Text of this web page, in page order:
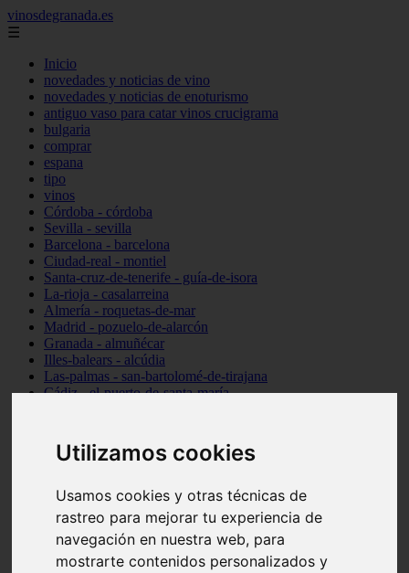
Utilizamos cookies
Usamos cookies y otras técnicas de
rastreo para mejorar tu experiencia de
navegación en nuestra web, para
mostrarte contenidos personalizados y
vinosdegranada.es
☰
Inicio
novedades y noticias de vino
novedades y noticias de enoturismo
antiguo vaso para catar vinos crucigrama
bulgaria
comprar
espana
tipo
vinos
Córdoba - córdoba
Sevilla - sevilla
Barcelona - barcelona
Ciudad-real - montiel
Santa-cruz-de-tenerife - guía-de-isora
La-rioja - casalarreina
Almería - roquetas-de-mar
Madrid - pozuelo-de-alarcón
Granada - almuñécar
Illes-balears - alcúdia
Las-palmas - san-bartolomé-de-tirajana
Cádiz - el-puerto-de-santa-maría
Santa-cruz-de-tenerife - los-llanos-de-aridane
Cantabria - suances
Granada - monachil
Huesca - isábena
Huesca - alquézar
Huesca - castejón-de-sos